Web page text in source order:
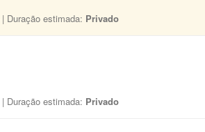
| Duração estimada: Privado
| Duração estimada: Privado